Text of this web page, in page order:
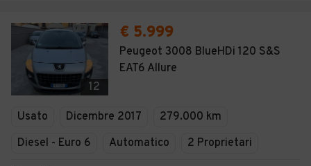
12
€ 5.999
Peugeot 3008 BlueHDi 120 S&S
EAT6 Allure
Usato Dicembre 2017
279.000 km
Diesel - Euro 6
Automatico 2 Proprietari